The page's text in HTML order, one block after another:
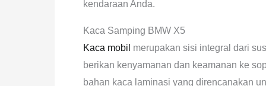
kendaraan Anda.
Kaca Samping BMW X5
Kaca mobil merupakan sisi integral dari
berikan kenyamanan dan keamanan ke
bahan kaca laminasi yang direncanakan